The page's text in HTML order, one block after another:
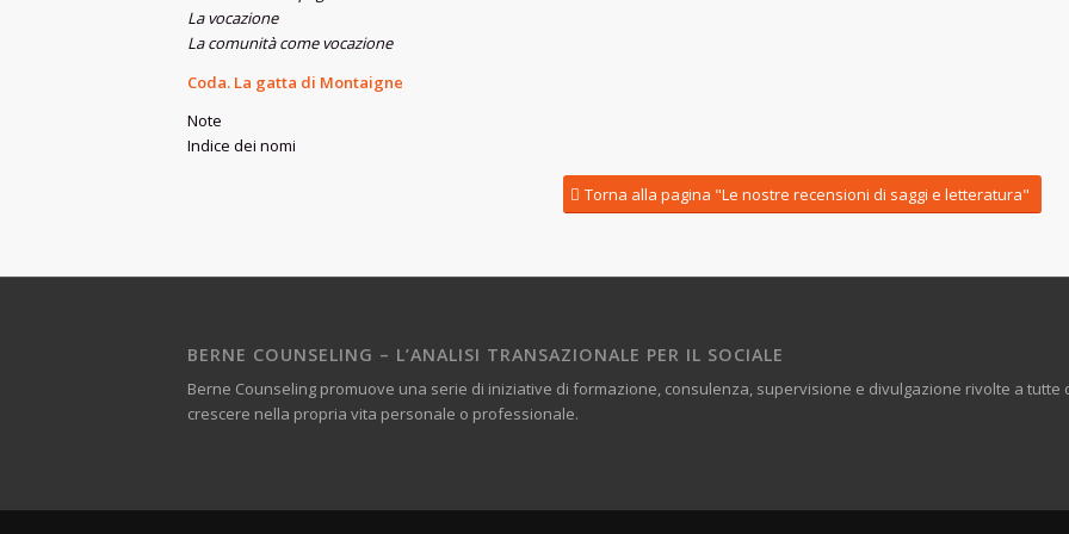
La vocazione
La comunità come vocazione
Coda. La gatta di Montaigne
Note
Indice dei nomi
Torna alla pagina "Le nostre recensioni di saggi e letteratura"
BERNE COUNSELING – L’ANALISI TRANSAZIONALE PER IL SOCIALE
Berne Counseling promuove una serie di iniziative di formazione, consulenza, supervisione e divulgazione rivolte a
crescere nella propria vita personale o professionale.